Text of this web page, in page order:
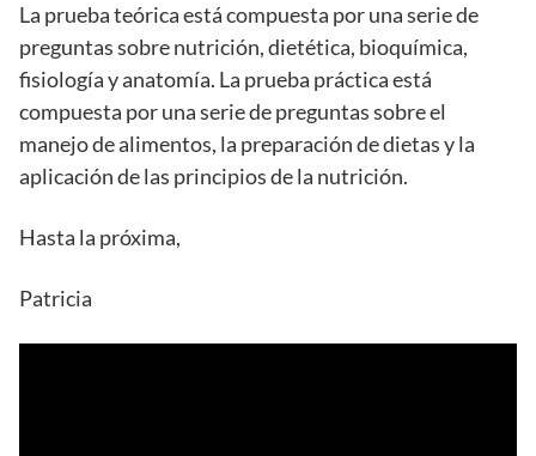
La prueba teórica está compuesta por una serie de
preguntas sobre nutrición, dietética, bioquímica,
fisiología y anatomía. La prueba práctica está
compuesta por una serie de preguntas sobre el
manejo de alimentos, la preparación de dietas y la
aplicación de las principios de la nutrición.
Hasta la próxima,
Patricia